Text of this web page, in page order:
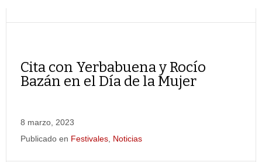
Cita con Yerbabuena y Rocío
Bazán en el Día de la Mujer
8 marzo, 2023
Publicado en Festivales Noticias